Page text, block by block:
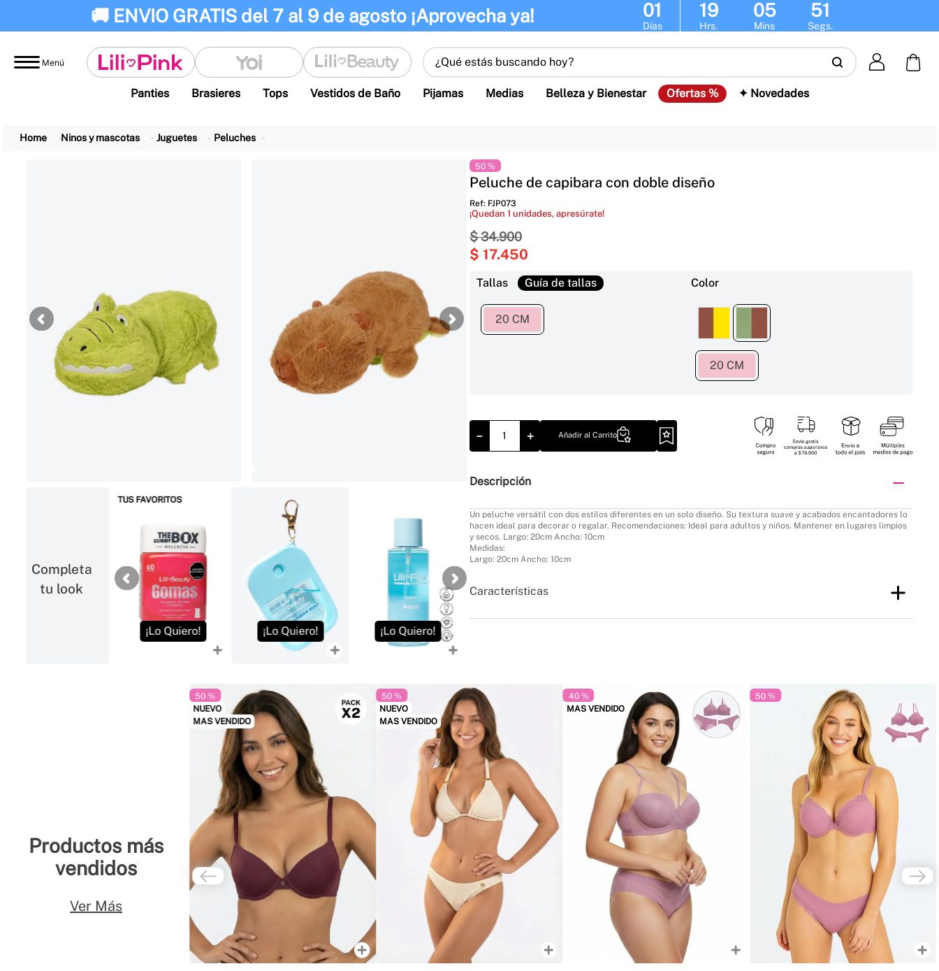
🚚 ENVIO GRATIS del 7 al 9 de agosto ¡Aprovecha ya! 01
Días
19
Hrs.
05
Mins
50
Segs.
Menú ¿Qué estás buscando hoy?
Panties Brasieres Tops Vestidos de Baño Pijamas Medias Belleza y Bienestar Ofertas % ✦ Novedades
Ninos y mascotas Juguetes Peluches
Completa
tu look
¡Lo Quiero!
TUS FAVORITOS
¡Lo Quiero! ¡Lo Quiero!
50 %
Peluche de capibara con doble diseño
Ref: FJP073
¡Quedan 1 unidades, apresúrate!
$34.900
$ 17.450
Tallas
20 CM
Color
20 CM
＋
－ Añadir al Carrito
Descripción
Un peluche versátil con dos estilos diferentes en un solo diseño. Su textura suave y acabados encantadores lo
hacen ideal para decorar o regalar. Recomendaciones: Ideal para adultos y niños. Mantener en lugares limpios
y secos. Largo: 20cm Ancho: 10cm
Medidas:
Largo: 20cm Ancho: 10cm
Características
Productos más
vendidos
Ver Más
50 %
NUEVO
MAS VENDIDO
50 %
NUEVO
MAS VENDIDO
40 %
MAS VENDIDO
50 %